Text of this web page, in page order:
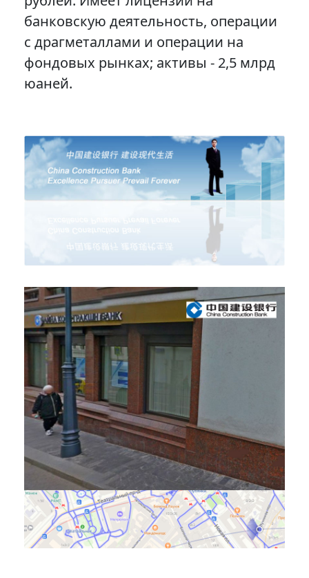
банковскую деятельность, операции
с драгметаллами и операции на
фондовых рынках; активы - 2,5 млрд
юаней.